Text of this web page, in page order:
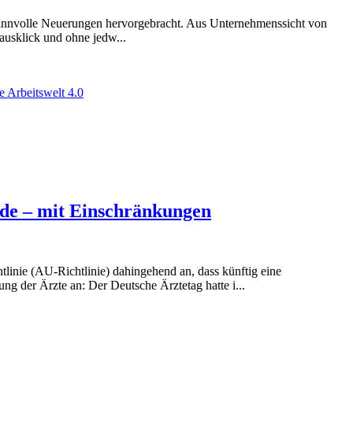
Neuerungen hervorgebracht. Aus Unternehmenssicht von
und ohne jedw...
Arbeitswelt 4.0
– mit Einschränkungen
(AU-Richtlinie) dahingehend an, dass künftig eine
der Ärzte an: Der Deutsche Ärztetag hatte i...